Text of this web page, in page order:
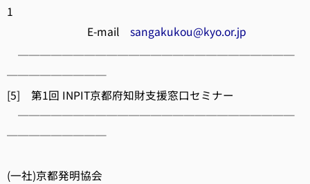
1
E-mail sangakukou@kyo.or.jp
─────────────────────────
─────────
[5] 第1回 INPIT京都府知財支援窓口セミナー
─────────────────────────
─────────
(一社)京都発明協会